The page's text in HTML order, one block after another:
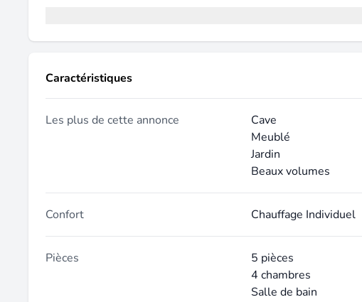
Caractéristiques
Les plus de cette annonce
Cave
Meublé
Jardin
Beaux volumes
Confort Chauffage Individuel
Pièces
5 pièces
4 chambres
Salle de bain